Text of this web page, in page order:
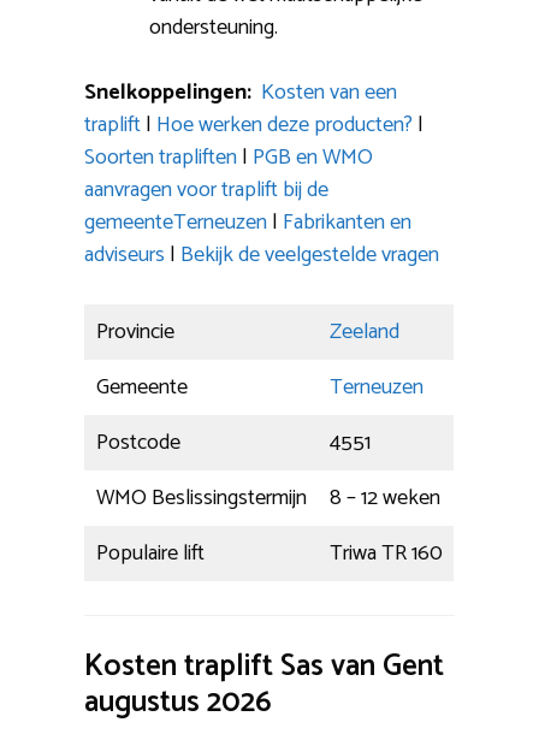
ondersteuning.
Snelkoppelingen: Kosten van een
traplift| Hoe werken deze producten? |
Soorten trapliften| PGB en WMO
aanvragen voor traplift bij de
gemeenteTerneuzen| Fabrikanten en
adviseurs | Bekijk de veelgestelde vragen
Provincie
Zeeland
Gemeente
Terneuzen
Postcode
4551
WMO Beslissingstermijn
8 – 12 weken
Populaire lift
Triwa TR 160
Kosten traplift Sas van Gent
augustus 2026